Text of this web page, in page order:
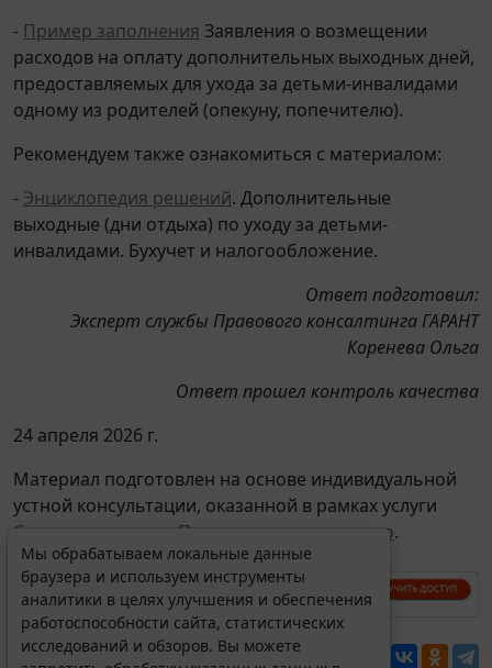
- Пример заполнения Заявления о возмещении
расходов на оплату дополнительных выходных дней,
предоставляемых для ухода за детьми-инвалидами
одному из родителей (опекуну, попечителю).
Рекомендуем также ознакомиться с материалом:
- Энциклопедия решений. Дополнительные
выходные (дни отдыха) по уходу за детьми-
инвалидами. Бухучет и налогообложение.
Ответ подготовил:
Эксперт службы Правового консалтинга ГАРАНТ
Коренева Ольга
Ответ прошел контроль качества
24 апреля 2026 г.
Материал подготовлен на основе индивидуальной
устной консультации, оказанной в рамках услуги
Советы экспертов. Проверки, налоги, право.
Перепечатка
Мы обрабатываем локальные данные
браузера и используем инструменты
аналитики в целях улучшения и обеспечения
работоспособности сайта, статистических
исследований и обзоров. Вы можете